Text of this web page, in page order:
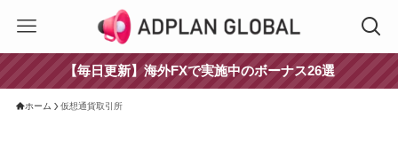
【毎日更新】海外FXで実施中のボーナス26選
ホーム 仮想通貨取引所